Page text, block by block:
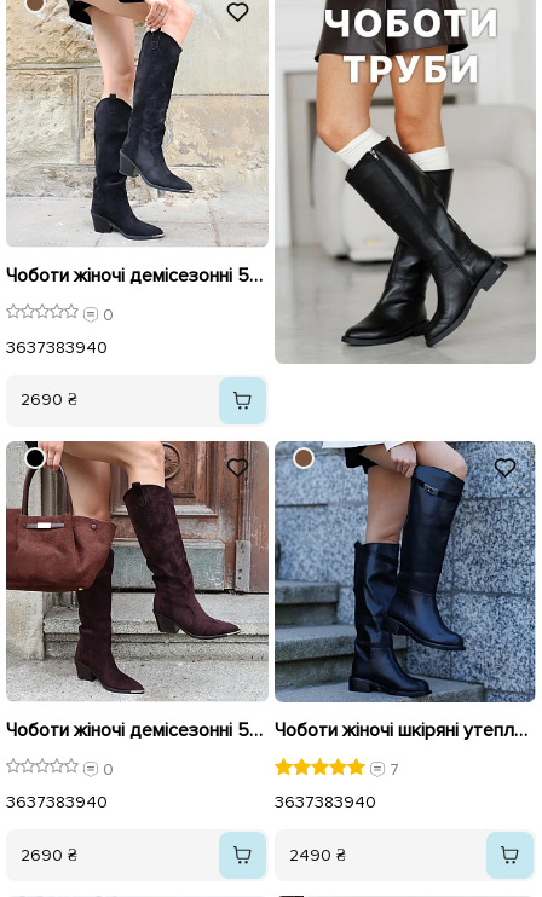
Чоботи жіночі демісезонні 595948 Чорні
0
3637383940
2690 ₴
Чоботи жіночі демісезонні 595947 Коричневі
0
3637383940
2690 ₴
Чоботи жіночі шкіряні утеплені 590332 Чорні
7
3637383940
2490 ₴